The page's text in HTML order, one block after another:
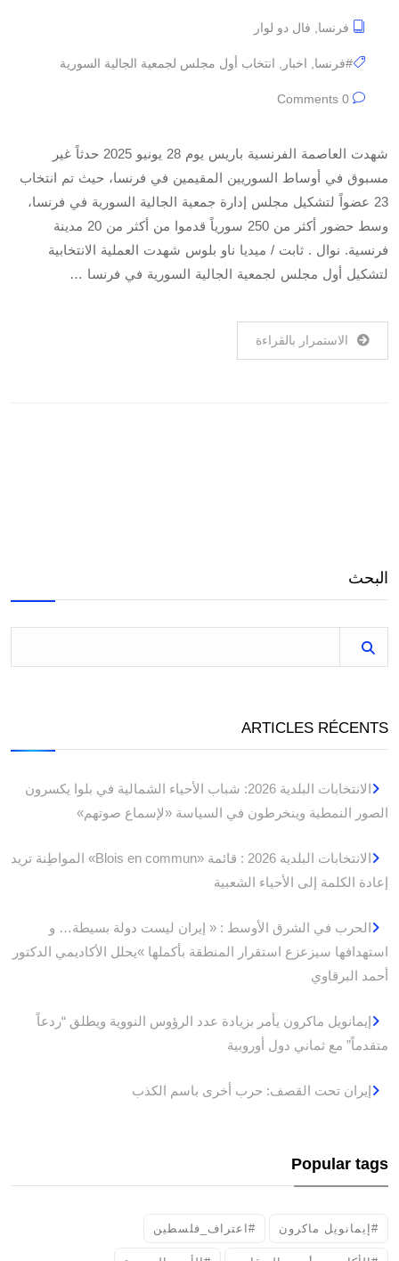
فرنسا فال دو لوار
#فرنسا اخبار انتخاب أول مجلس لجمعية الجالية السورية
شهدت العاصمة الفرنسية باريس يوم 28 يونيو 2025 حدثاً غير
مسبوق في أوساط السوريين المقيمين في فرنسا، حيث تم انتخاب
23 عضواً لتشكيل مجلس إدارة جمعية الجالية السورية في فرنسا،
وسط حضور أكثر من 250 سورياً قدموا من أكثر من 20 مدينة
فرنسية. نوال . ثابت / ميديا ناو بلوس شهدت العملية الانتخابية
لتشكيل أول مجلس لجمعية الجالية السورية في فرنسا …
الاستمرار بالقراءة
البحث
ARTICLES RÉCENTS
الانتخابات البلدية 2026: شباب الأحياء الشمالية في بلوا يكسرون
الصور النمطية وينخرطون في السياسة «لإسماع صوتهم»
الانتخابات البلدية 2026 : قائمة «Blois en commun» المواطِنة تريد
إعادة الكلمة إلى الأحياء الشعبية
الحرب في الشرق الأوسط : « إيران ليست دولة بسيطة… و
استهدافها سيزعزع استقرار المنطقة بأكملها »يحلل الأكاديمي الدكتور
أحمد البرقاوي
إيمانويل ماكرون يأمر بزيادة عدد الرؤوس النووية ويطلق “ردعاً
متقدماً” مع ثماني دول أوروبية
إيران تحت القصف: حرب أخرى باسم الكذب
Popular tags
#إيمانويل ماكرون #اعتراف_فلسطين